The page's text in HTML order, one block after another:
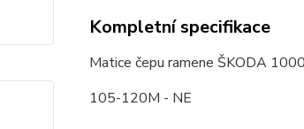
Kompletní specifikace
Matice čepu ramene ŠKODA
105-120M - NE